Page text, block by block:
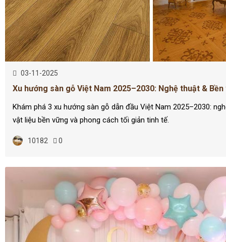
03-11-2025
Xu hướng sàn gỗ Việt Nam 2025–2030: Nghệ thuật &
Khám phá 3 xu hướng sàn gỗ dẫn đầu Việt Nam 2025–2030:
vật liệu bền vững và phong cách tối giản tinh tế.
10182 0